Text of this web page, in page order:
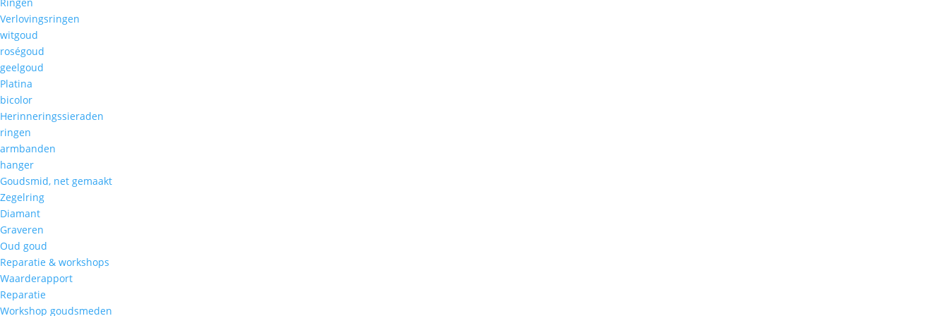
Ringen
Verlovingsringen
witgoud
roségoud
geelgoud
Platina
bicolor
Herinneringssieraden
ringen
armbanden
hanger
Goudsmid, net gemaakt
Zegelring
Diamant
Graveren
Oud goud
Reparatie & workshops
Waarderapport
Reparatie
Workshop goudsmeden